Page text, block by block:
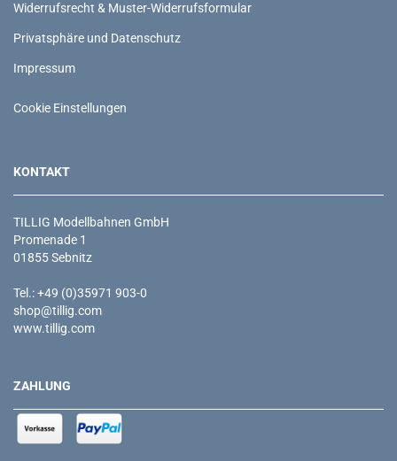
Widerrufsrecht & Muster-Widerrufsformular
Privatsphäre und Datenschutz
Impressum
Cookie Einstellungen
KONTAKT
TILLIG Modellbahnen GmbH
Promenade 1
01855 Sebnitz
Tel.: +49 (0)35971 903-0
shop@tillig.com
www.tillig.com
ZAHLUNG